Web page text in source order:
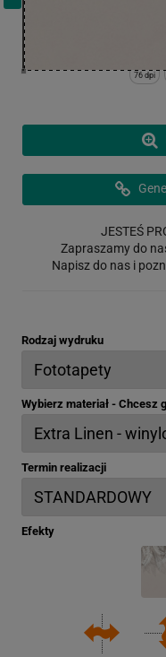
76 dpi
JESTEŚ
Zapraszamy do
Napisz do nas i
Rodzaj wydruku
Wybierz materiał - Chcesz
Termin realizacji
Efekty